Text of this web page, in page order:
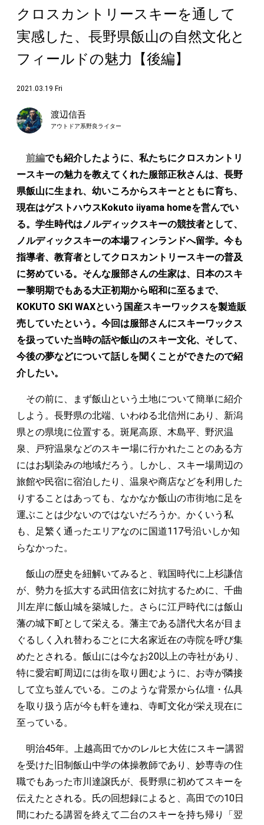
クロスカントリースキーを通して
実感した、長野県飯山の自然文化と
フィールドの魅力【後編】
2021.03.19 Fri
渡辺信吾
アウトドア系野良ライター
前編でも紹介したように、私たちにクロスカントリ
ースキーの魅力を教えてくれた服部正秋さんは、長野
県飯山に生まれ、幼いころからスキーとともに育ち、
現在はゲストハウスKokuto iiyama homeを営んでい
る。学生時代はノルディックスキーの競技者として、
ノルディックスキーの本場フィンランドへ留学。今も
指導者、教育者としてクロスカントリースキーの普及
に努めている。そんな服部さんの生家は、日本のスキ
ー黎明期でもある大正初期から昭和に至るまで、
KOKUTO SKI WAXという国産スキーワックスを製造販
売していたという。今回は服部さんにスキーワックス
を扱っていた当時の話や飯山のスキー文化、そして、
今後の夢などについて話しを聞くことができたので紹
介したい。
その前に、まず飯山という土地について簡単に紹介
しよう。長野県の北端、いわゆる北信州にあり、新潟
県との県境に位置する。斑尾高原、木島平、野沢温
泉、戸狩温泉などのスキー場に行かれたことのある方
にはお馴染みの地域だろう。しかし、スキー場周辺の
旅館や民宿に宿泊したり、温泉や商店などを利用した
りすることはあっても、なかなか飯山の市街地に足を
運ぶことは少ないのではないだろうか。かくいう私
も、足繁く通ったエリアなのに国道117号沿いしか知
らなかった。
飯山の歴史を紐解いてみると、戦国時代に上杉謙信
が、勢力を拡大する武田信玄に対抗するために、千曲
川左岸に飯山城を築城した。さらに江戸時代には飯山
藩の城下町として栄える。藩主である譜代大名が目ま
ぐるしく入れ替わるごとに大名家近在の寺院を呼び集
めたとされる。飯山には今なお20以上の寺社があり、
特に愛宕町周辺には街を取り囲むように、お寺が隣接
して立ち並んでいる。このような背景から仏壇・仏具
を取り扱う店が今も軒を連ね、寺町文化が栄え現在に
至っている。
明治45年。上越高田でかのレルヒ大佐にスキー講習
を受けた旧制飯山中学の体操教師であり、妙専寺の住
職でもあった市川達譲氏が、長野県に初めてスキーを
伝えたとされる。氏の回想録によると、高田での10日
間にわたる講習を終えて二台のスキーを持ち帰り「翌